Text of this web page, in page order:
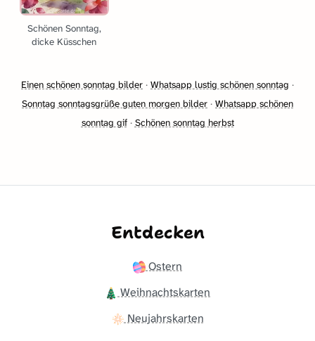
Schönen Sonntag,
dicke Küsschen
Einen schönen sonntag bilder · Whatsapp lustig schönen sonntag ·
Sonntag sonntagsgrüße guten morgen bilder · Whatsapp schönen
sonntag gif· Schönen sonntag herbst
Entdecken
Ostern
Weihnachtskarten
Neujahrskarten